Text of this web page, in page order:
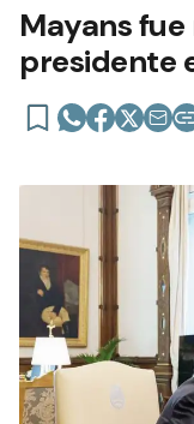
Mayans
presidente